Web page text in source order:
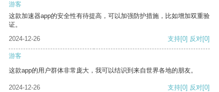
游客
这款加速器app的安全性有待提高，可以加强防护措施，比如增加双重验
证。
2024-12-26
支持[0] 反对[0]
游客
这款app的用户群体非常庞大，我可以结识到来自世界各地的朋友。
2024-12-26 支持[0] 反对[0]